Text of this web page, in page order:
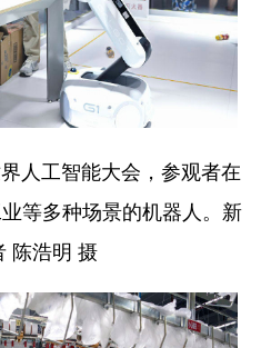
人工智能大会，参观者在
等多种场景的机器人。新
陈浩明 摄